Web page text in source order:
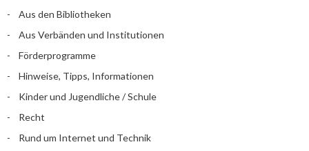
Aus den Bibliotheken
Aus Verbänden und Institutionen
Förderprogramme
Hinweise, Tipps, Informationen
Kinder und Jugendliche / Schule
Recht
Rund um Internet und Technik